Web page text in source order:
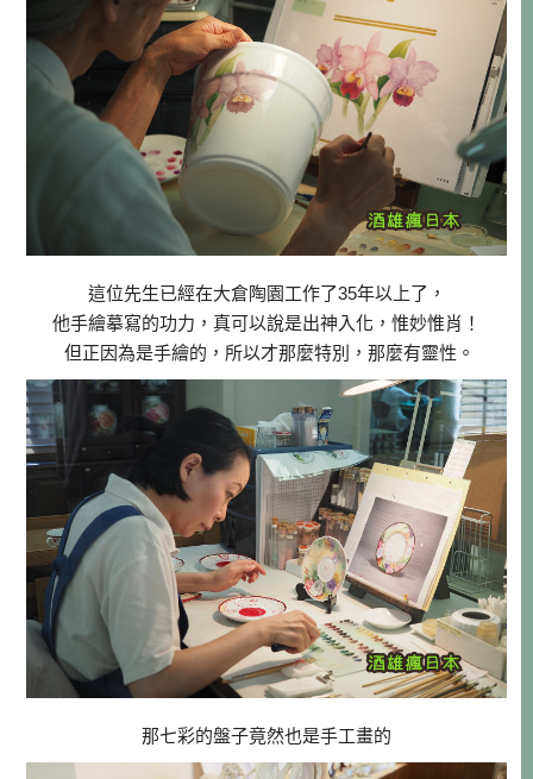
這位先生已經在大倉陶園工作了35年以上了，
他手繪摹寫的功力，真可以說是出神入化，惟妙惟肖！
但正因為是手繪的，所以才那麼特別，那麼有靈性。
那七彩的盤子竟然也是手工畫的